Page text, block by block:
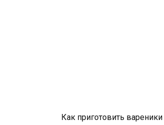
Как приготовить